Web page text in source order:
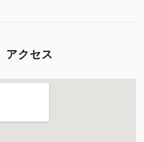
アクセス